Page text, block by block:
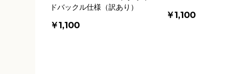
ドバックル仕様（訳あり）
￥1,100
￥1,100